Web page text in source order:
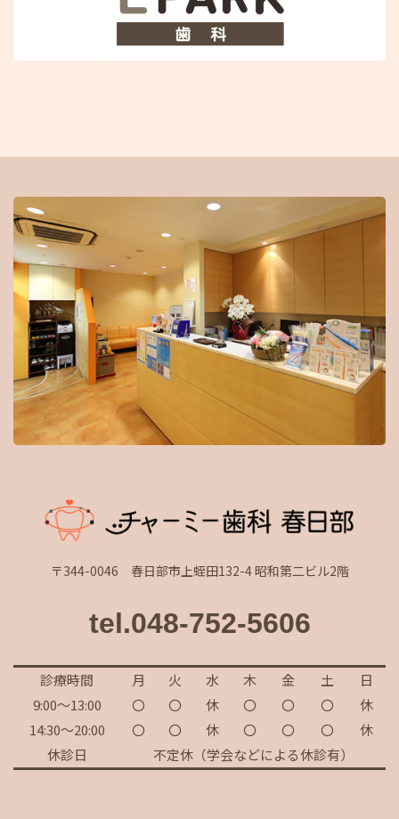
〒344-0046 春日部市上蛭田132-4 昭和第二ビル2階
tel.048-752-5606
診療時間 月 火 水 木 金 土
日
9:00～13:00
〇 〇 休 〇 〇 〇
休
14:30～20:00
〇 〇 休 〇 〇 〇
休
休診日
不定休（学会などによる休診有）